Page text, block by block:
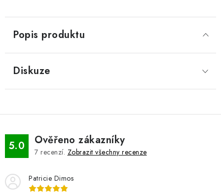
Popis produktu
Diskuze
5.0 Ověřeno zákazníky
7 recenzí. Zobrazit všechny recenze
Patricie Dimos